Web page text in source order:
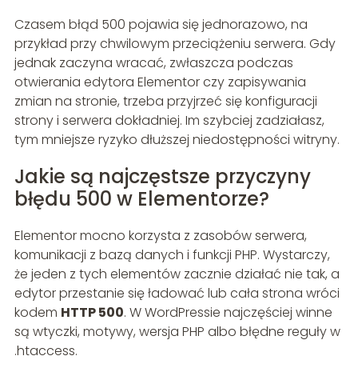
Czasem błąd 500 pojawia się jednorazowo, na
przykład przy chwilowym przeciążeniu serwera. Gdy
jednak zaczyna wracać, zwłaszcza podczas
otwierania edytora Elementor czy zapisywania
zmian na stronie, trzeba przyjrzeć się konfiguracji
strony i serwera dokładniej. Im szybciej zadziałasz,
tym mniejsze ryzyko dłuższej niedostępności witryny.
Jakie są najczęstsze przyczyny
błędu 500 w Elementorze?
Elementor mocno korzysta z zasobów serwera,
komunikacji z bazą danych i funkcji PHP. Wystarczy,
że jeden z tych elementów zacznie działać nie tak, a
edytor przestanie się ładować lub cała strona wróci
kodem HTTP 500. W WordPressie najczęściej winne
są wtyczki, motywy, wersja PHP albo błędne reguły w
.htaccess.